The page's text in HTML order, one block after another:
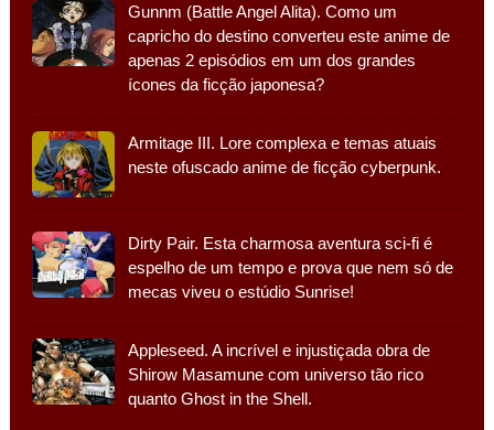
Gunnm (Battle Angel Alita). Como um
capricho do destino converteu este anime de
apenas 2 episódios em um dos grandes
ícones da ficção japonesa?
Armitage III. Lore complexa e temas atuais
neste ofuscado anime de ficção cyberpunk.
Dirty Pair. Esta charmosa aventura sci-fi é
espelho de um tempo e prova que nem só de
mecas viveu o estúdio Sunrise!
Appleseed. A incrível e injustiçada obra de
Shirow Masamune com universo tão rico
quanto Ghost in the Shell.